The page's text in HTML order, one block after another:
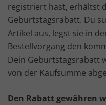
registriert hast, erhältst
Geburtstagsrabatt. Du
Artikel aus, legst sie in
Bestellvorgang den
Dein Geburtstagsrabatt
von der Kaufsumme
Den Rabatt gewähren